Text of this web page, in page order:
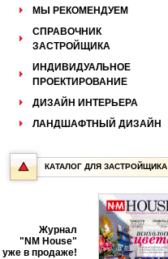
МЫ РЕКОМЕНДУЕМ
СПРАВОЧНИК
ЗАСТРОЙЩИКА
ИНДИВИДУАЛЬНОЕ
ПРОЕКТИРОВАНИЕ
ДИЗАЙН ИНТЕРЬЕРА
ЛАНДШАФТНЫЙ ДИЗАЙН
КАТАЛОГ ДЛЯ ЗАСТРОЙЩИКА
Журнал
"NM House"
уже в продаже!